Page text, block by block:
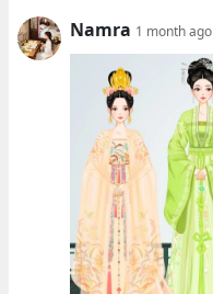
Namra 1 month ago